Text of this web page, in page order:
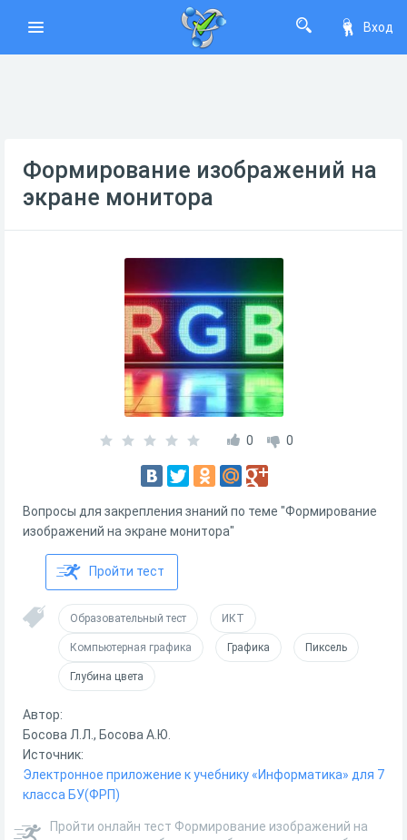
Вход
Формирование изображений на
экране монитора
0 0
Вопросы для закрепления знаний по теме "Формирование
изображений на экране монитора"
Пройти тест
Образовательный тест ИКТ
Компьютерная графика Графика Пиксель
Глубина цвета
Автор:
Босова Л.Л., Босова А.Ю.
Источник:
Электронное приложение к учебнику «Информатика» для 7
класса БУ(ФРП)
Пройти онлайн тест Формирование изображений на